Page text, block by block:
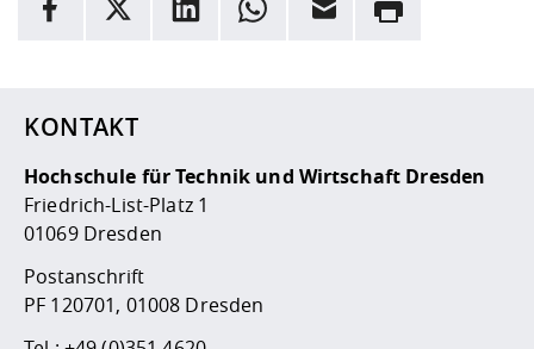
KONTAKT
Hochschule für Technik und Wirtschaft Dresden
Friedrich-List-Platz 1
01069 Dresden
Postanschrift
PF 120701, 01008 Dresden